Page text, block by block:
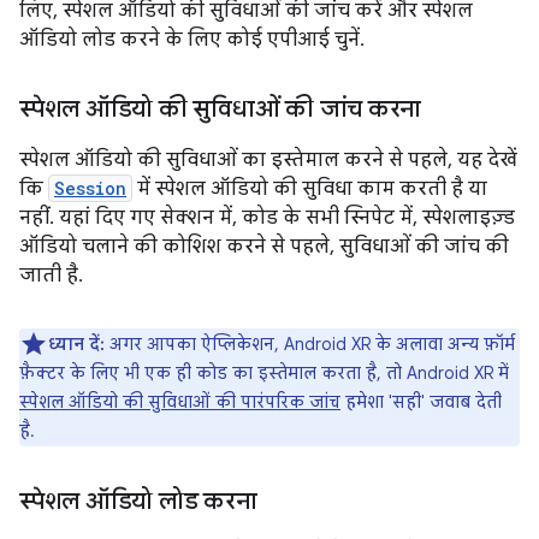
लिए, स्पेशल ऑडियो की सुविधाओं की जांच करें और स्पेशल
ऑडियो लोड करने के लिए कोई एपीआई चुनें.
स्पेशल ऑडियो की सुविधाओं की जांच करना
स्पेशल ऑडियो की सुविधाओं का इस्तेमाल करने से पहले, यह देखें
कि Session में स्पेशल ऑडियो की सुविधा काम करती है या
नहीं. यहां दिए गए सेक्शन में, कोड के सभी स्निपेट में, स्पेशलाइज़्ड
ऑडियो चलाने की कोशिश करने से पहले, सुविधाओं की जांच की
जाती है.
ध्यान दें: अगर आपका ऐप्लिकेशन, Android XR के अलावा अन्य फ़ॉर्म
फ़ैक्टर के लिए भी एक ही कोड का इस्तेमाल करता है, तो Android XR में
स्पेशल ऑडियो की सुविधाओं की पारंपरिक जांच हमेशा 'सही' जवाब देती
है.
स्पेशल ऑडियो लोड करना